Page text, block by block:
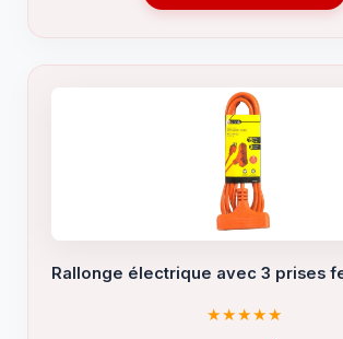
Rallonge électrique avec 3 prises